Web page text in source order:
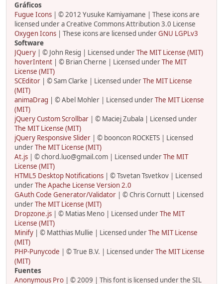
Gráficos
Fugue Icons | © 2012 Yusuke Kamiyamane | These icons are
licensed under a Creative Commons Attribution 3.0 License
Oxygen Icons | These icons are licensed underGNU LGPLv3
Software
JQuery | © John Resig | Licensed underThe MIT License (MIT)
hoverIntent | © Brian Cherne | Licensed underThe MIT
License (MIT)
SCEditor | © Sam Clarke | Licensed underThe MIT License
(MIT)
animaDrag | © Abel Mohler | Licensed underThe MIT License
(MIT)
jQuery Custom Scrollbar | © Maciej Zubala | Licensed under
The MIT License (MIT)
jQuery Responsive Slider | © booncon ROCKETS | Licensed
underThe MIT License (MIT)
At.js | © chord.luo@gmail.com | Licensed underThe MIT
License (MIT)
HTML5 Desktop Notifications | © Tsvetan Tsvetkov | Licensed
underThe Apache License Version 2.0
GAuth Code Generator/Validator | © Chris Cornutt | Licensed
underThe MIT License (MIT)
Dropzone.js | © Matias Meno | Licensed underThe MIT
License (MIT)
Minify | © Matthias Mullie | Licensed underThe MIT License
(MIT)
PHP-Punycode | © True B.V. | Licensed underThe MIT License
(MIT)
Fuentes
Anonymous Pro | © 2009 | This font is licensed under the SIL